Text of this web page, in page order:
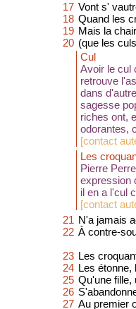
17 Vont s'
18 Quand les
19 Mais la
20 (que les
Cul
Avoir le cul
retrouve
dans
sagesse
riches ont,
odorantes,
[contact
Les
Pierre
expression
il en a l'cul
[contact
21 N'a jamais
22 À contre-
23 Les
24 Les étonne,
25 Qu'une fille,
26
27 Au premier